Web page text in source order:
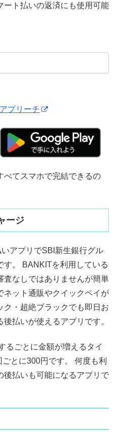
ート払いの返済にも使用可能
アプリーチ
べてスマホで完結できるの
ージ
アプリでSBI新生銀行グル
す。 BANKITを利用している
査なしではありませんが簡単
ネット通販やクイックペイが
・超絶ブラックでも即日お
払いが使えるアプリです。
るごとに金額が増えるタイ
とに300円です。 何度も利
後払いも可能になるアプリで